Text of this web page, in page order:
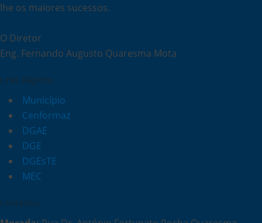
lhe os maiores sucessos.
O Diretor
Eng. Fernando Augusto Quaresma Mota
Links Rápidos
Município
Cenformaz
DGAE
DGE
DGEsTE
MEC
Contactos